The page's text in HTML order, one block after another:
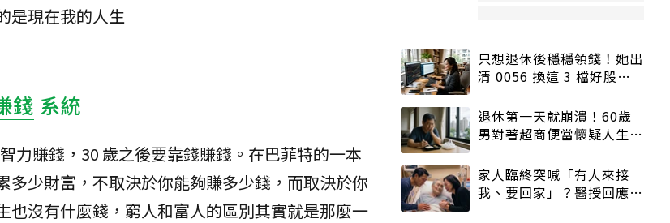
是現在我的人生
錢 系統
力賺錢，30 歲之後要靠錢賺錢。在巴菲特的一本
少財富，不取決於你能夠賺多少錢，而取決於你
沒有什麼錢，窮人和富人的區別其實就是那麼一
只想退休後穩穩領錢！她出
清 0056 換這 3 檔好股：
退休第一天就崩潰！60歲
男對著超商便當懷疑人生
家人臨終突喊「有人來接
我、要回家」？醫授回應方